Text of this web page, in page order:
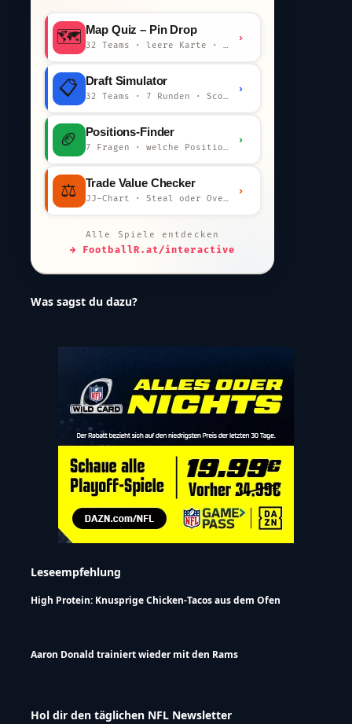
🗺️ Map Quiz – Pin Drop
32 Teams · leere Karte · km-Wertung
›
📋 Draft Simulator
32 Teams · 7 Runden · Scout-Kommentar
›
🏈 Positions-Finder
7 Fragen · welche Position bist du?
›
⚖️ Trade Value Checker
JJ-Chart · Steal oder Overpay?
›
Alle Spiele entdecken
→ FootballR.at/interactive
Was sagst du dazu?
Leseempfehlung
High Protein: Knusprige Chicken-Tacos aus dem Ofen
Aaron Donald trainiert wieder mit den Rams
Hol dir den täglichen NFL Newsletter